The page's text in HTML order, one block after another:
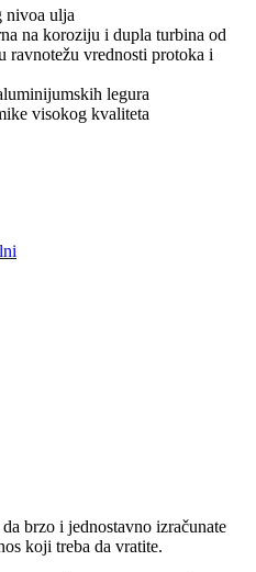
nivoa ulja
na koroziju i dupla turbina od
ravnotežu vrednosti protoka i
legura
visokog kvaliteta
brzo i jednostavno izračunate
koji treba da vratite.